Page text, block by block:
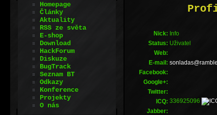
Nick: Info
Status: Uživatel
Web:
E-mail:
Facebook:
Google+:
Twitter:
ICQ: 336925096
Jabber:
Homepage
Články
Aktuality
RSS ze světa
E-shop
Download
HackForum
Diskuze
BugTrack
Seznam BT
Odkazy
Konference
Projekty
O nás